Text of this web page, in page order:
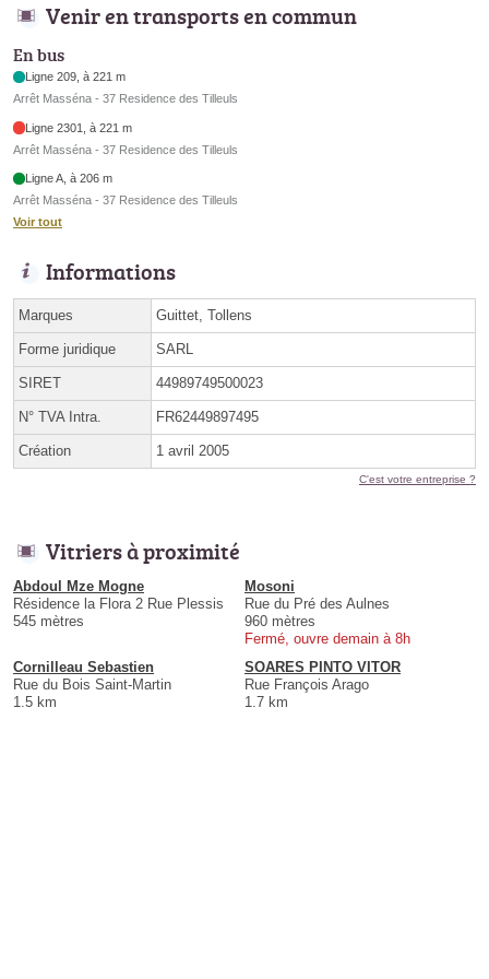
Venir en transports en commun
En bus
Ligne 209, à 221 m
Arrêt Masséna - 37 Residence des Tilleuls
Ligne 2301, à 221 m
Arrêt Masséna - 37 Residence des Tilleuls
Ligne A, à 206 m
Arrêt Masséna - 37 Residence des Tilleuls
Voir tout
Informations
Marques Guittet, Tollens
Forme juridique SARL
SIRET 44989749500023
N° TVA Intra. FR62449897495
Création 1 avril 2005
C'est votre entreprise ?
Vitriers à proximité
Abdoul Mze Mogne
Résidence la Flora 2 Rue Plessis
545 mètres
Mosoni
Rue du Pré des Aulnes
960 mètres
Fermé, ouvre demain à 8h
Cornilleau Sebastien
Rue du Bois Saint-Martin
1.5 km
SOARES PINTO VITOR
Rue François Arago
1.7 km